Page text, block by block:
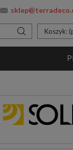
Koszyk: